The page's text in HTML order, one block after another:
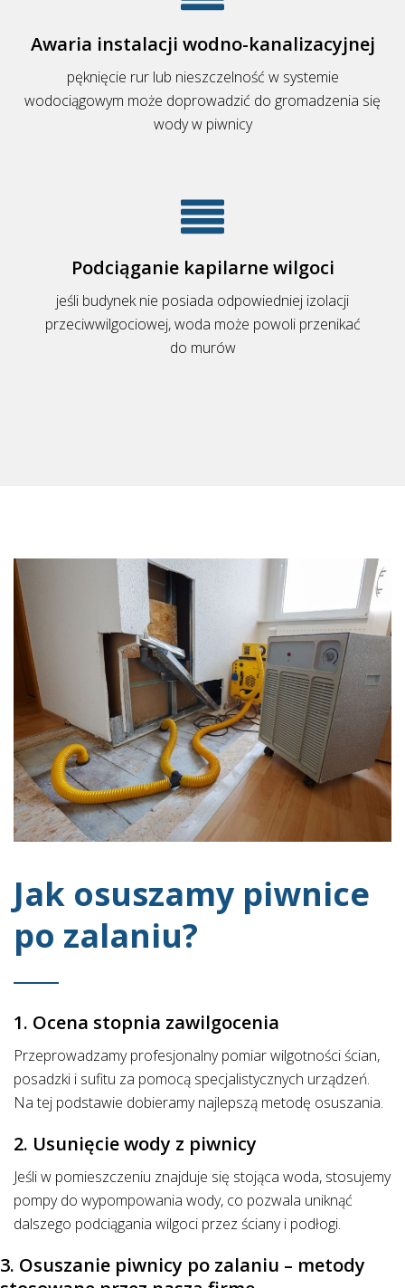
Awaria instalacji wodno-kanalizacyjnej
pęknięcie rur lub nieszczelność w systemie
wodociągowym może doprowadzić do gromadzenia się
wody w piwnicy
Podciąganie kapilarne wilgoci
jeśli budynek nie posiada odpowiedniej izolacji
przeciwwilgociowej, woda może powoli przenikać
do murów
Jak osuszamy piwnice
po zalaniu?
1. Ocena stopnia zawilgocenia
Przeprowadzamy profesjonalny pomiar wilgotności ścian,
posadzki i sufitu za pomocą specjalistycznych urządzeń.
Na tej podstawie dobieramy najlepszą metodę osuszania.
2. Usunięcie wody z piwnicy
Jeśli w pomieszczeniu znajduje się stojąca woda, stosujemy
pompy do wypompowania wody, co pozwala uniknąć
dalszego podciągania wilgoci przez ściany i podłogi.
3. Osuszanie piwnicy po zalaniu – metody